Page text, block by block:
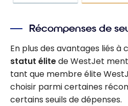
Récompenses de
En plus des avantages liés à
statut élitede WestJet
tant que membre élite
choisir parmi certaines
certains seuils de dépenses.